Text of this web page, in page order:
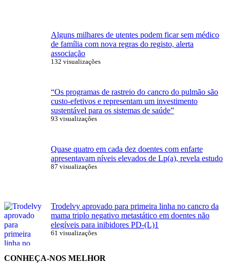
Alguns milhares de utentes podem ficar sem médico
de família com nova regras do registo, alerta
associação
132 visualizações
“Os programas de rastreio do cancro do pulmão são
custo-efetivos e representam um investimento
sustentável para os sistemas de saúde”
93 visualizações
Quase quatro em cada dez doentes com enfarte
apresentavam níveis elevados de Lp(a), revela estudo
87 visualizações
Trodelvy aprovado para primeira linha no cancro da
mama triplo negativo metastático em doentes não
elegíveis para inibidores PD-(L)1
61 visualizações
CONHEÇA-NOS MELHOR